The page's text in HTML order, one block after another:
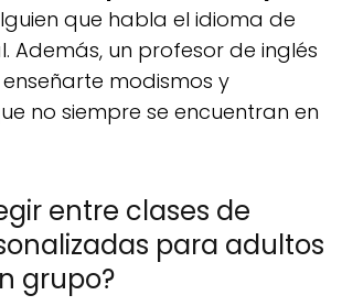
que habla el idioma de
Además, un profesor de inglés
modismos y
no siempre se encuentran en
entre clases de
para adultos
grupo?